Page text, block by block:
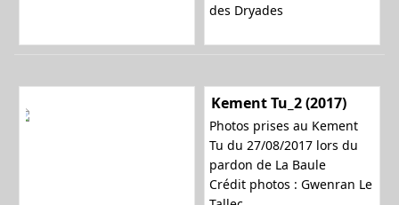
des Dryades
Kement Tu_2 (2017)
Photos prises au Kement
Tu du 27/08/2017 lors du
pardon de La Baule
Crédit photos : Gwenran Le